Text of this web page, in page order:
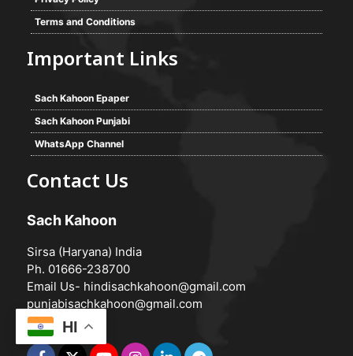
Terms and Conditions
Important Links
Sach Kahoon Epaper
Sach Kahoon Punjabi
WhatsApp Channel
Contact Us
Sach Kahoon
Sirsa (Haryana) India
Ph. 01666-238700
Email Us- hindisachkahoon@gmail.com
punjabisachkahoon@gmail.com
HI